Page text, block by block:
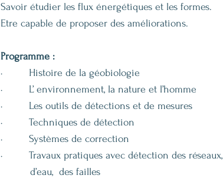
Savoir étudier les flux énergétiques et les formes.
Etre capable de proposer des améliorations.
Programme :
· Histoire de la géobiologie
· L’ environnement, la nature et l’homme
· Les outils de détections et de mesures
· Techniques de détection
· Systèmes de correction
· Travaux pratiques avec détection des
d’eau, des failles